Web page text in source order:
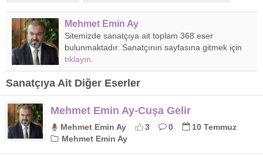
Mehmet Emin Ay
Sitemizde sanatçıya ait toplam 368 eser
bulunmaktadır. Sanatçının sayfasına gitmek için
tıklayın
Sanatçıya Ait Diğer Eserler
Mehmet Emin Ay-Cuşa Gelir
Mehmet Emin Ay 3 0
10 Temmuz
Mehmet Emin Ay